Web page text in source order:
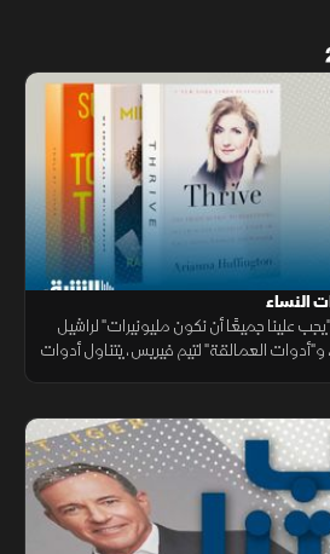
علينا جميعًا أن نكون مليونيرات" لراشيل
و"أدوات العمالقة" لتيم فيريس، يتناول أدوات